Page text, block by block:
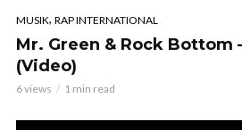
MUSIK, RAP INTERNATIONAL
Mr. Green & Rock Bottom
(Video)
6 views 1 min read